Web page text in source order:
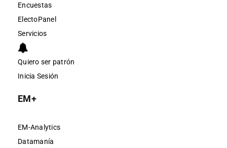
Encuestas
ElectoPanel
Servicios
Quiero ser patrón
Inicia Sesión
EM+
EM-Analytics
Datamanía